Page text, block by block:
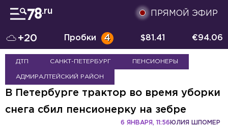
ПРЯМОЙ ЭФИР
+20 Пробки 4 $81.41 €94.06
ДТП САНКТ-ПЕТЕРБУРГ ПЕНСИОНЕРЫ
АДМИРАЛТЕЙСКИЙ РАЙОН
В Петербурге трактор во время уборки
снега сбил пенсионерку на зебре
ЮЛИЯ ШПОМЕР
6 ЯНВАРЯ, 11:56